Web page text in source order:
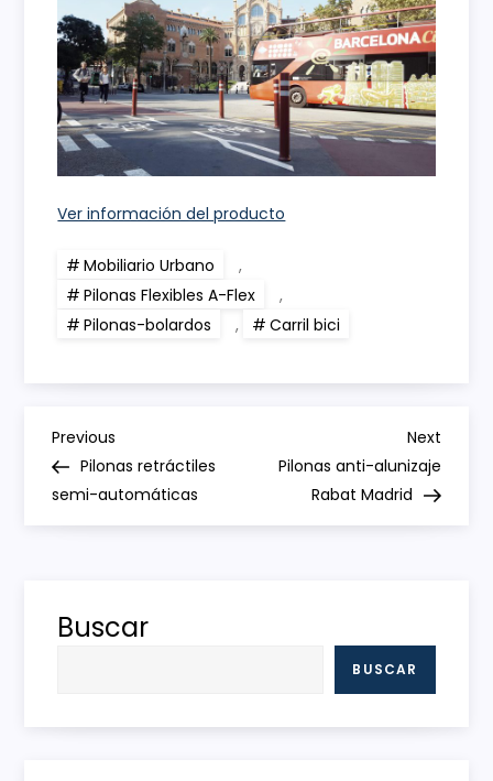
Ver información del producto
Mobiliario Urbano
,
Pilonas Flexibles A-Flex
,
Pilonas-bolardos
, Carril bici
N
a
e
g
Previous
Post
Previous
Pilonas retráctiles
semi-automáticas
Next
Post
Next
Pilonas anti-alunizaje
Rabat Madrid
Buscar
BUSCAR